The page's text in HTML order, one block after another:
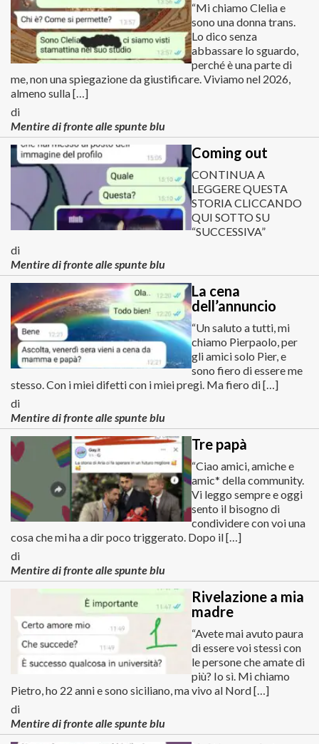
“Mi chiamo Clelia e
sono una donna trans.
Lo dico senza
abbassare lo sguardo,
perché è una parte di
me, non una spiegazione da giustificare. Viviamo nel 2026,
almeno sulla […]
di
Mentire di fronte alle spunte blu
Coming out
CONTINUA A
LEGGERE QUESTA
STORIA CLICCANDO
QUI SOTTO SU
“SUCCESSIVA”
di
Mentire di fronte alle spunte blu
La cena
dell’annuncio
“Un saluto a tutti, mi
chiamo Pierpaolo, per
gli amici solo Pier, e
sono fiero di essere me
stesso. Con i miei difetti con i miei pregi. Ma fiero di […]
di
Mentire di fronte alle spunte blu
Tre papà
“Ciao amici, amiche e
amic* della community.
Vi leggo sempre e oggi
sento il bisogno di
condividere con voi una
cosa che mi ha a dir poco triggerato. Dopo il […]
di
Mentire di fronte alle spunte blu
Rivelazione a mia
madre
“Avete mai avuto paura
di essere voi stessi con
le persone che amate di
più? Io sì. Mi chiamo
Pietro, ho 22 anni e sono siciliano, ma vivo al Nord […]
di
Mentire di fronte alle spunte blu